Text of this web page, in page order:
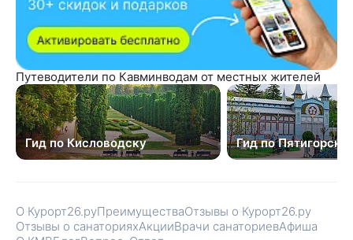
Путеводители по Кавминводам от местных жителей
Гид по Кисловодску Гид по Пятигорску
О Курорт26.руПреимуществаОтзывы о Курорт26.ру
Отзывы о санаторияхАкцииВрачи санаториевАфиша